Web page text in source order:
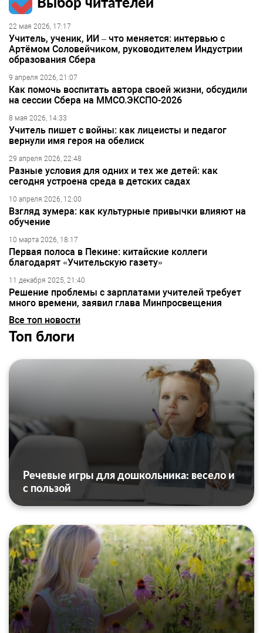
22 мая 2026, 17:17
Учитель, ученик, ИИ – что меняется: интервью с
Артёмом Соловейчиком, руководителем Индустрии
образования Сбера
9 апреля 2026, 21:07
Как помочь воспитать автора своей жизни, обсудили
на сессии Сбера на ММСО.ЭКСПО-2026
8 мая 2026, 14:33
Учитель пишет с войны: как лицеисты и педагог
вернули имя героя на обелиск
29 апреля 2026, 22:48
Разные условия для одних и тех же детей: как
сегодня устроена среда в детских садах
10 апреля 2026, 12:00
Взгляд зумера: как культурные привычки влияют на
обучение
10 марта 2026, 18:17
Первая полоса в Пекине: китайские коллеги
благодарят «Учительскую газету»
11 декабря 2025, 21:40
Решение проблемы с зарплатами учителей требует
много времени, заявил глава Минпросвещения
Все топ новости
Топ блоги
Речевые игры для дошкольника: весело и
с пользой